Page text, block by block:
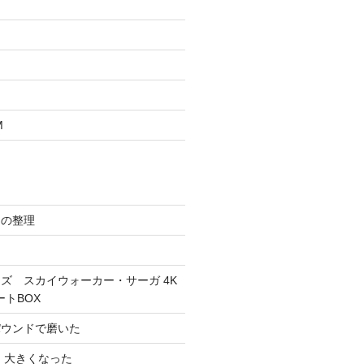
整理
ズ スカイウォーカー・サーガ 4K
トBOX
ンドで磨いた
大きくなった